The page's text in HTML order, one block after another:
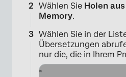
Wählen Sie Holen
Memory.
Wählen Sie in der
Übersetzungen
nur die, die in Ihrem